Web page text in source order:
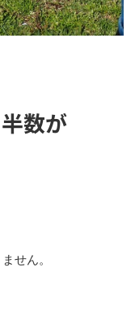
数が
せん。